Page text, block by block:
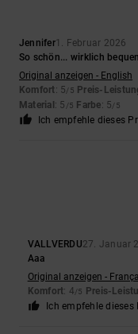
Jennifer1. Februar 2026
So schön... wirklich
Original anzeigen - English
Komfort: 5/5 Preis-
Material : 5 /5 Farbe: 5/5
Ich empfehle dieses
VALLVERDU27. Januar
Aaa
Original anzeigen -
Komfort: 4/5 Preis-
Ich empfehle dieses